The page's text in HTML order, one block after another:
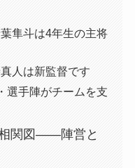
隼斗は4年生の主将
人は新監督です
選手陣がチームを支
相関図——陣営と